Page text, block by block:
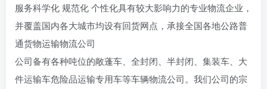
服务科学化 规范化 个性化具有较大影响力的专业物流企业，
并覆盖国内各大城市均设有回货网点，承接全国各地公路普
通货物运输物流公司
公司备有各种吨位的敞蓬车、全封闭、半封闭、集装车、大
件运输车危险品运输专用车等车辆物流公司。我们公司的宗